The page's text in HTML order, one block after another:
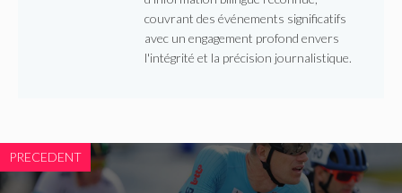
couvrant des événements significatifs
avec un engagement profond envers
l'intégrité et la précision journalistique.
PRECEDENT